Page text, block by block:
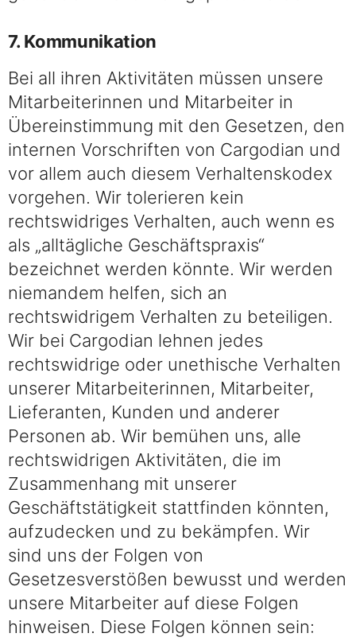
7. Kommunikation
Bei all ihren Aktivitäten müssen unsere
Mitarbeiterinnen und Mitarbeiter in
Übereinstimmung mit den Gesetzen, den
internen Vorschriften von Cargodian und
vor allem auch diesem Verhaltenskodex
vorgehen. Wir tolerieren kein
rechtswidriges Verhalten, auch wenn es
als „alltägliche Geschäftspraxis“
bezeichnet werden könnte. Wir werden
niemandem helfen, sich an
rechtswidrigem Verhalten zu beteiligen.
Wir bei Cargodian lehnen jedes
rechtswidrige oder unethische Verhalten
unserer Mitarbeiterinnen, Mitarbeiter,
Lieferanten, Kunden und anderer
Personen ab. Wir bemühen uns, alle
rechtswidrigen Aktivitäten, die im
Zusammenhang mit unserer
Geschäftstätigkeit stattfinden könnten,
aufzudecken und zu bekämpfen. Wir
sind uns der Folgen von
Gesetzesverstößen bewusst und werden
unsere Mitarbeiter auf diese Folgen
hinweisen. Diese Folgen können sein: